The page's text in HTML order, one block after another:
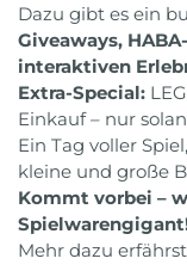
Dazu gibt es ein
Giveaways,
interaktiven
Extra-Special:
Einkauf – nur
Ein Tag voller
kleine und große
Kommt vorbei –
Mehr dazu